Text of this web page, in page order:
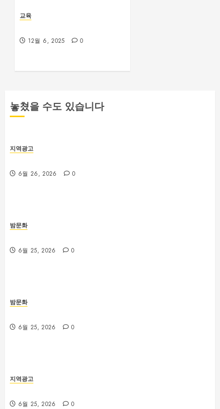
교육
12월 6, 2025 0
놓쳤을 수도 있습니다
지역광고
6월 26, 2026 0
밤문화
6월 25, 2026 0
밤문화
6월 25, 2026 0
지역광고
6월 25, 2026 0